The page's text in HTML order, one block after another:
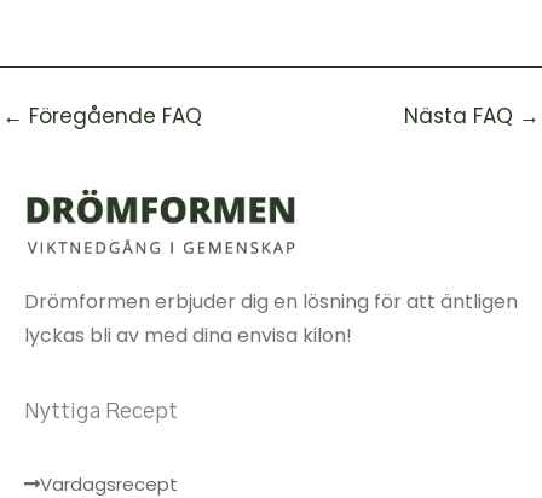
← Föregående FAQ Nästa FAQ →
Drömformen erbjuder dig en lösning för att äntligen
lyckas bli av med dina envisa kilon!
Nyttiga Recept
Vardagsrecept